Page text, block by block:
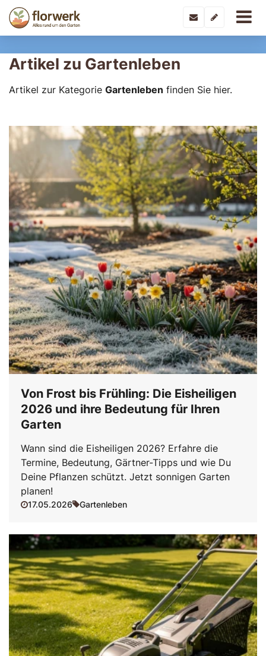
Artikel zu Gartenleben
Artikel zur Kategorie Gartenleben finden Sie hier.
Von Frost bis Frühling: Die Eisheiligen
2026 und ihre Bedeutung für Ihren
Garten
Wann sind die Eisheiligen 2026? Erfahre die
Termine, Bedeutung, Gärtner-Tipps und wie Du
Deine Pflanzen schützt. Jetzt sonnigen Garten
planen!
17.05.2026 Gartenleben